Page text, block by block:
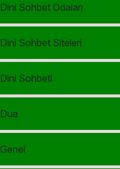
Dini Sohbet Odaları
Dini Sohbet Siteleri
Dini Sohbeti
Dua
Genel